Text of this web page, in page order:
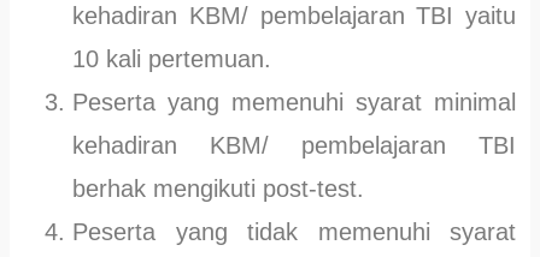
kehadiran KBM/ pembelajaran TBI yaitu
10 kali pertemuan.
Peserta yang memenuhi syarat minimal
kehadiran KBM/ pembelajaran TBI
berhak mengikuti post-test.
Peserta yang tidak memenuhi syarat